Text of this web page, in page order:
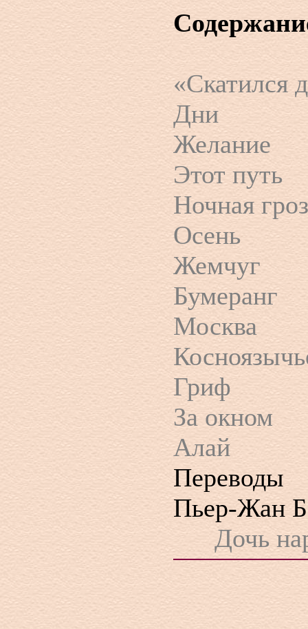
«Скатился
Дни
Желание
Этот путь
Ночная
Осень
Жемчуг
Бумеранг
Москва
Гриф
За окном
Алай
Переводы
Пьер-Жан
Дочь